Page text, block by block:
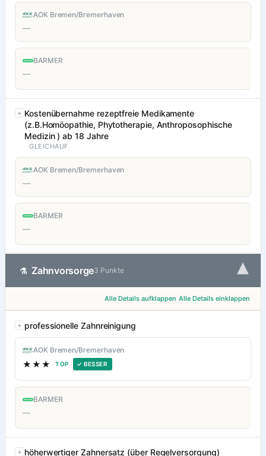
AOK Bremen/Bremerhaven
—
BARMER
—
Kostenübernahme rezeptfreie Medikamente
(z.B.Homöopathie, Phytotherapie, Anthroposophische
Medizin ) ab 18 Jahre
GLEICHAUF
AOK Bremen/Bremerhaven
—
BARMER
—
⚗ Zahnvorsorge3 Punkte ▾
Alle Details aufklappen Alle Details einklappen
professionelle Zahnreinigung
AOK Bremen/Bremerhaven
★★★ TOP ✓ BESSER
BARMER
—
höherwertiger Zahnersatz (über Regelversorgung)